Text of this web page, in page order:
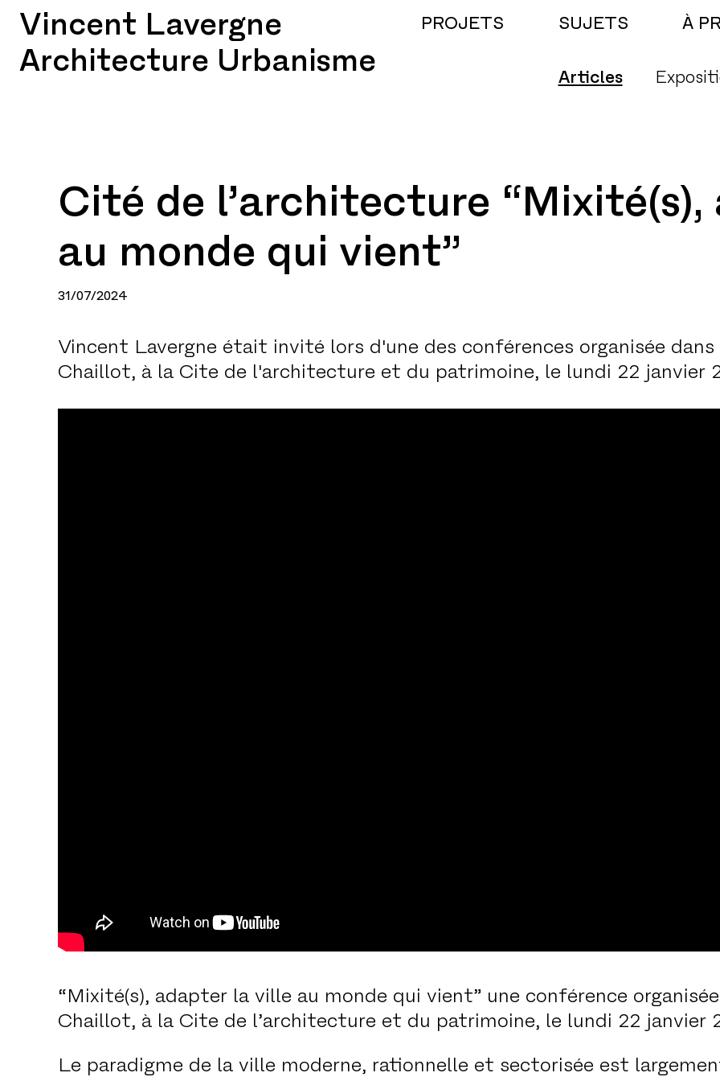
Vincent Lavergne
Architecture Urbanisme
PROJETS SUJETS
Articles
À
Cité de l’architecture
au monde qui vient”
31/07/2024
Vincent Lavergne était invité lors d'une des conférences organisée
Chaillot, à la Cite de l'architecture et du patrimoine, le lundi 22 janvier
“Mixité(s), adapter la ville au monde qui vient” une conférence
Chaillot, à la Cite de l’architecture et du patrimoine, le lundi 22 janvier
Le paradigme de la ville moderne, rationnelle et sectorisée est